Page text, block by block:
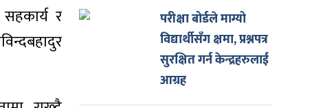
र
परीक्षा बोर्डले माग्यो
विद्यार्थीसँग क्षमा, प्रश्नपत्र
सुरक्षित गर्न केन्द्रहरुलाई
आग्रह